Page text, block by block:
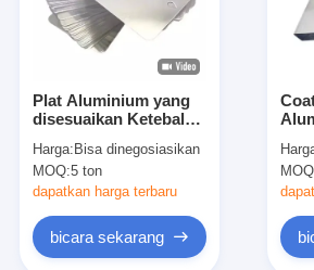
Plat Aluminium yang
disesuaikan Ketebalan
Potong sesuai ukuran
Tersedia
Harga: Bisa dinegosiasikan
MOQ:5 ton
dapatkan harga terbaru
bicara sekarang